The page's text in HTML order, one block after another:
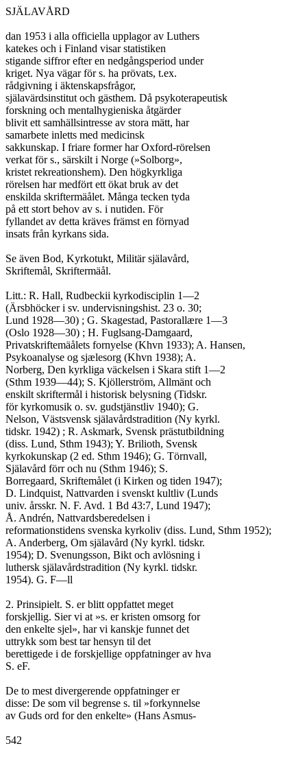
SJÄLAVÅRD
dan 1953 i alla officiella upplagor av Luthers
katekes och i Finland visar statistiken
stigande siffror efter en nedgångsperiod under
kriget. Nya vägar för s. ha prövats, t.ex.
rådgivning i äktenskapsfrågor,
själavärdsinstitut och gästhem. Då psykoterapeutisk
forskning och mentalhygieniska åtgärder
blivit ett samhällsintresse av stora mätt, har
samarbete inletts med medicinsk
sakkunskap. I friare former har Oxford-rörelsen
verkat för s., särskilt i Norge (»Solborg»,
kristet rekreationshem). Den högkyrkliga
rörelsen har medfört ett ökat bruk av det
enskilda skriftermäålet. Många tecken tyda
på ett stort behov av s. i nutiden. För
fyllandet av detta kräves främst en förnyad
insats från kyrkans sida.
Se även Bod, Kyrkotukt, Militär själavård,
Skriftemål, Skriftermäål.
Litt.: R. Hall, Rudbeckii kyrkodisciplin 1—2
(Ärsbhöcker i sv. undervisningshist. 23 o. 30;
Lund 1928—30) ; G. Skagestad, Pastorallære 1—3
(Oslo 1928—30) ; H. Fuglsang-Damgaard,
Privatskriftemäålets fornyelse (Khvn 1933); A. Hansen,
Psykoanalyse og sjælesorg (Khvn 1938); A.
Norberg, Den kyrkliga väckelsen i Skara stift 1—2
(Sthm 1939—44); S. Kjöllerström, Allmänt och
enskilt skriftermål i historisk belysning (Tidskr.
för kyrkomusik o. sv. gudstjänstliv 1940); G.
Nelson, Västsvensk själavårdstradition (Ny kyrkl.
tidskr. 1942) ; R. Askmark, Svensk prästutbildning
(diss. Lund, Sthm 1943); Y. Brilioth, Svensk
kyrkokunskap (2 ed. Sthm 1946); G. Törnvall,
Själavård förr och nu (Sthm 1946); S.
Borregaard, Skriftemålet (i Kirken og tiden 1947);
D. Lindquist, Nattvarden i svenskt kultliv (Lunds
univ. årsskr. N. F. Avd. 1 Bd 43:7, Lund 1947);
Å. Andrén, Nattvardsberedelsen i
reformationstidens svenska kyrkoliv (diss. Lund, Sthm 1952);
A. Anderberg, Om själavård (Ny kyrkl. tidskr.
1954); D. Svenungsson, Bikt och avlösning i
luthersk själavårdstradition (Ny kyrkl. tidskr.
1954). G. F—ll
2. Prinsipielt. S. er blitt oppfattet meget
forskjellig. Sier vi at »s. er kristen omsorg for
den enkelte sjel», har vi kanskje funnet det
uttrykk som best tar hensyn til det
berettigede i de forskjellige oppfatninger av hva
S. eF.
De to mest divergerende oppfatninger er
disse: De som vil begrense s. til »forkynnelse
av Guds ord for den enkelte» (Hans Asmus-
542